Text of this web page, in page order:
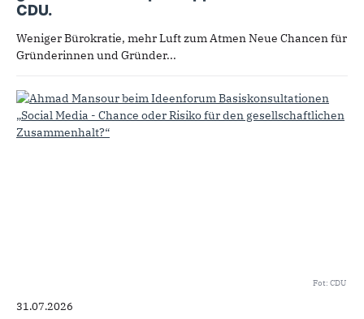
CDU.
Weniger Bürokratie, mehr Luft zum Atmen Neue Chancen für
Gründerinnen und Gründer...
Fot: CDU
31.07.2026